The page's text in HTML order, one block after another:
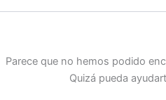
Parece que no hemos podido
Quizá pueda